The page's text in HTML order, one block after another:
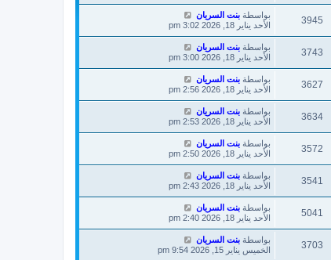
3945 بواسطة بنت السريان
الأحد يناير 18, 2026 3:02 pm
3743 بواسطة بنت السريان
الأحد يناير 18, 2026 3:00 pm
3627 بواسطة بنت السريان
الأحد يناير 18, 2026 2:56 pm
3634 بواسطة بنت السريان
الأحد يناير 18, 2026 2:53 pm
3572 بواسطة بنت السريان
الأحد يناير 18, 2026 2:50 pm
3541 بواسطة بنت السريان
الأحد يناير 18, 2026 2:43 pm
5041 بواسطة بنت السريان
الأحد يناير 18, 2026 2:40 pm
3703 بواسطة بنت السريان
الخميس يناير 15, 2026 9:54 pm